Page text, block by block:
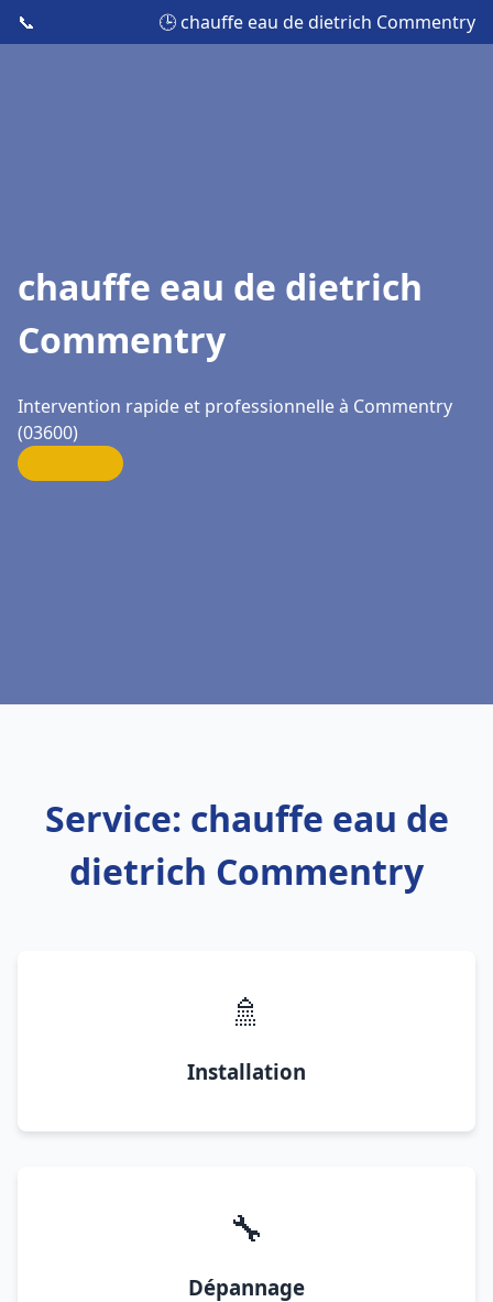
📞 🕒 chauffe eau de dietrich Commentry
chauffe eau de dietrich
Commentry
Intervention rapide et professionnelle à Commentry
(03600)
Service: chauffe eau de
dietrich Commentry
🚿
Installation
🔧
Dépannage